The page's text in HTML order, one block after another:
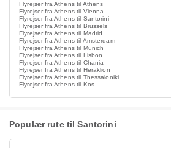
Flyrejser fra Athens til Athens
Flyrejser fra Athens til Vienna
Flyrejser fra Athens til Santorini
Flyrejser fra Athens til Brussels
Flyrejser fra Athens til Madrid
Flyrejser fra Athens til Amsterdam
Flyrejser fra Athens til Munich
Flyrejser fra Athens til Lisbon
Flyrejser fra Athens til Chania
Flyrejser fra Athens til Heraklion
Flyrejser fra Athens til Thessaloniki
Flyrejser fra Athens til Kos
Populær rute til Santorini